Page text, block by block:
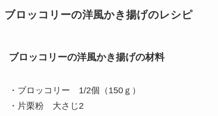
ブロッコリーの洋風かき揚げのレシピ
ブロッコリーの洋風かき揚げの材料
・ブロッコリー 1/2個（150ｇ）
・片栗粉 大さじ2